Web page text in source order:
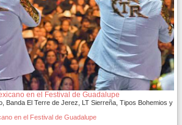
en el Festival de Guadalupe
Banda El Terre de Jerez, LT Sierreña, Tipos Bohemios y
en el Festival de Guadalupe